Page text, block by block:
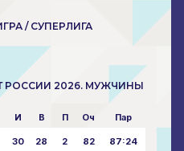
/ СУПЕРЛИГА
РОССИИ 2026. МУЖЧИНЫ
И В П Оч Пар
30 28 2 82 87:24